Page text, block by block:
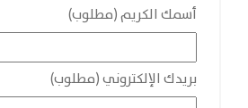
أسمك الكريم (مطلوب)
بريدك الإلكتروني (مطلوب)